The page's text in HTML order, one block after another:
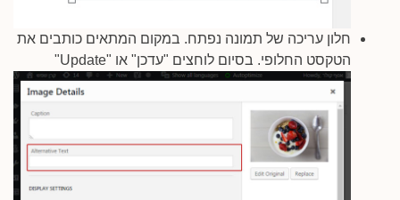
חלון עריכה של תמונה נפתח. במקום המתאים כותבים את
הטקסט החלופי. בסיום לוחצים "עדכן" או "Update"